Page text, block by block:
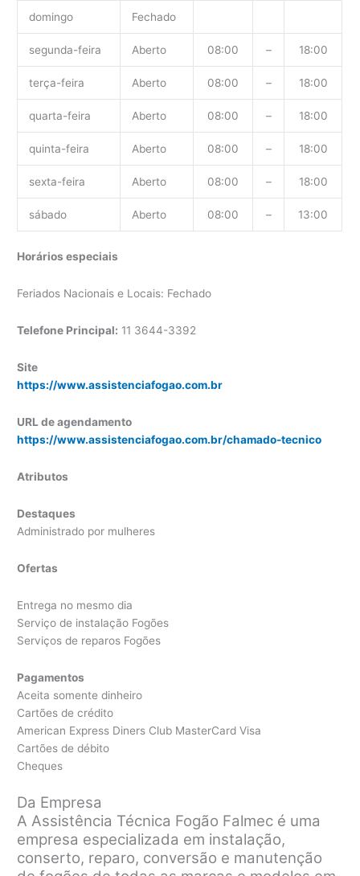
domingo Fechado
segunda-feira Aberto 08:00 – 18:00
terça-feira Aberto 08:00 – 18:00
quarta-feira Aberto 08:00 – 18:00
quinta-feira Aberto 08:00 – 18:00
sexta-feira Aberto 08:00 – 18:00
sábado Aberto 08:00 – 13:00
Horários especiais
Feriados Nacionais e Locais: Fechado
Telefone Principal: 11 3644-3392
Site
https://www.assistenciafogao.com.br
URL de agendamento
https://www.assistenciafogao.com.br/chamado-tecnico
Atributos
Destaques
Administrado por mulheres
Ofertas
Entrega no mesmo dia
Serviço de instalação Fogões
Serviços de reparos Fogões
Pagamentos
Aceita somente dinheiro
Cartões de crédito
American Express Diners Club MasterCard Visa
Cartões de débito
Cheques
Da Empresa
A Assistência Técnica Fogão Falmec é uma
empresa especializada em instalação,
conserto, reparo, conversão e manutenção